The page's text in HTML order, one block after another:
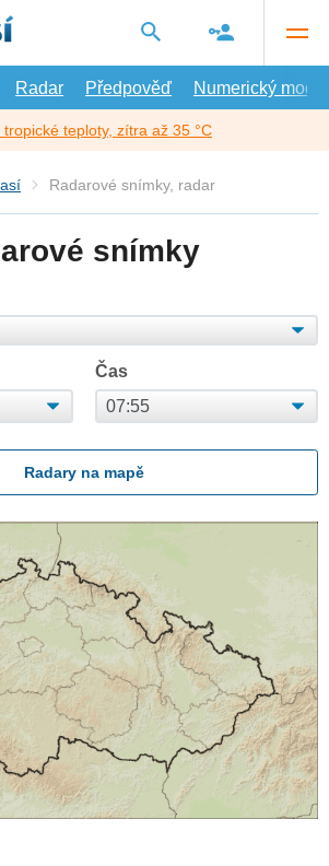
Radar Předpověď Numerický model
tropické teploty, zítra až 35 °C
Radarové snímky, radar
snímky
Čas
Radary na mapě